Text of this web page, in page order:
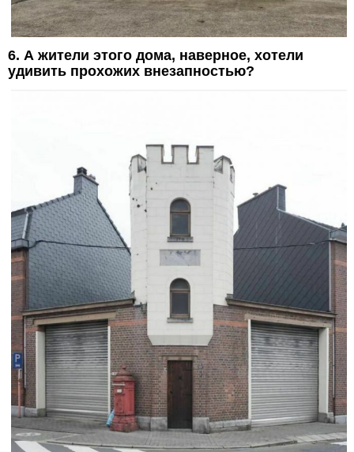
6. А жители этого дома, наверное, хотели
удивить прохожих внезапностью?